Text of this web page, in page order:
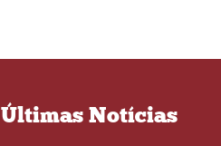
Últimas Notícias